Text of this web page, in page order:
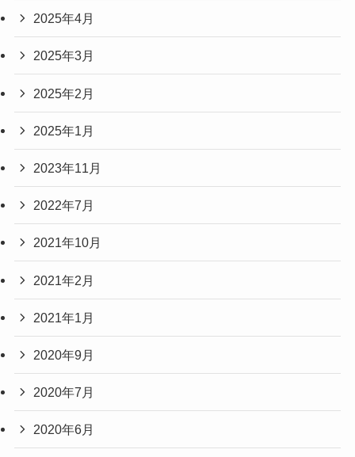
2025年4月
2025年3月
2025年2月
2025年1月
2023年11月
2022年7月
2021年10月
2021年2月
2021年1月
2020年9月
2020年7月
2020年6月